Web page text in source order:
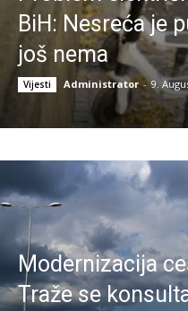
BiH: Nesreća je
još nema
Vijesti Administrator - 9.
Modernizacija
Traže se